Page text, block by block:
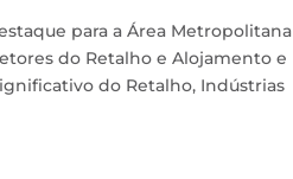
para a Área Metropolitana
do Retalho e Alojamento e
do Retalho, Indústrias